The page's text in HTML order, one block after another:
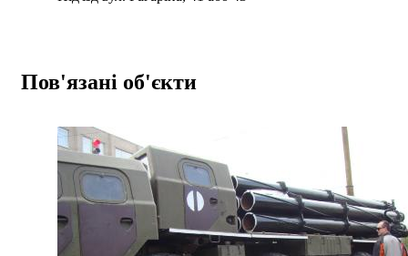
Пов'язані об'єкти